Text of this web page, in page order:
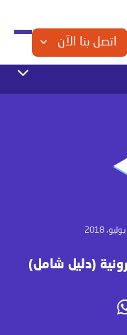
اتصل بنا الآن